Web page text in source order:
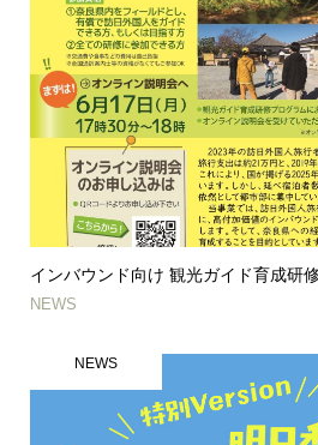
インバウンド向け 観光ガイド育成研
NEWS
NEWS